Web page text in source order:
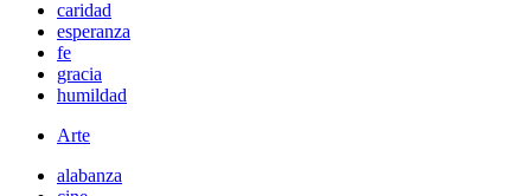
caridad
esperanza
fe
gracia
humildad
Arte
alabanza